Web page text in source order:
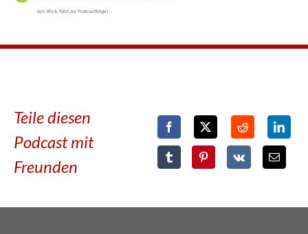
(ein Klick führt zur Podcastfolge)
Teile diesen
Podcast mit
Freunden